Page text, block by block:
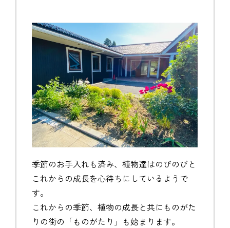
季節のお手入れも済み、植物達はのびのびと
これからの成長を心待ちにしているようで
す。
これからの季節、植物の成長と共にものがた
りの街の「ものがたり」も始まります。